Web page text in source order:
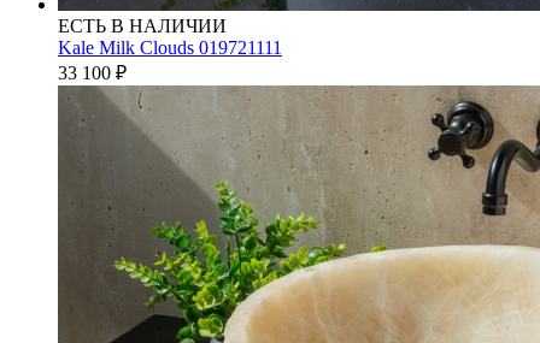
ЕСТЬ В НАЛИЧИИ
Kale Milk Clouds 019721111
33 100 ₽